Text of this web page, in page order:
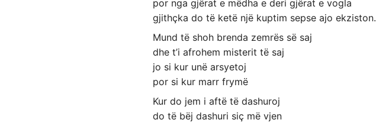
por nga gjërat e mëdha e deri gjërat e vogla
gjithçka do të ketë një kuptim sepse ajo ekziston.
Mund të shoh brenda zemrës së saj
dhe t’i afrohem misterit të saj
jo si kur unë arsyetoj
por si kur marr frymë
Kur do jem i aftë të dashuroj
do të bëj dashuri siç më vjen